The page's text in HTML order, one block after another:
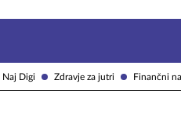
Naj Digi Zdravje za jutri Finančni